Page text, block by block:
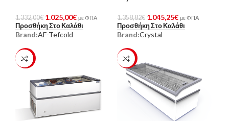
1.332,00€ 1.025,00€ με ΦΠΑ
Προσθήκη Στο Καλάθι
Brand:AF-Tefcold
1.358,82€ 1.045,25€ με ΦΠΑ
Προσθήκη Στο Καλάθι
Brand:Crystal
-23% -23%